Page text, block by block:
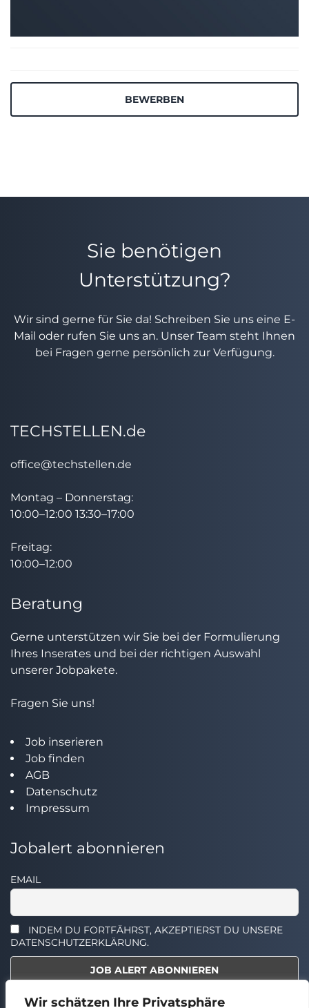
Wir schätzen Ihre Privatsphäre
BEWERBEN
Sie benötigen
Unterstützung?
Wir sind gerne für Sie da! Schreiben Sie uns eine E-
Mail oder rufen Sie uns an. Unser Team steht Ihnen
bei Fragen gerne persönlich zur Verfügung.
TECHSTELLEN.de
office@techstellen.de
Montag – Donnerstag:
10:00–12:00 13:30–17:00
Freitag:
10:00–12:00
Beratung
Gerne unterstützen wir Sie bei der Formulierung
Ihres Inserates und bei der richtigen Auswahl
unserer Jobpakete.
Fragen Sie uns!
Job inserieren
Job finden
AGB
Datenschutz
Impressum
Jobalert abonnieren
EMAIL
INDEM DU FORTFÄHRST, AKZEPTIERST DU UNSERE
DATENSCHUTZERKLÄRUNG.